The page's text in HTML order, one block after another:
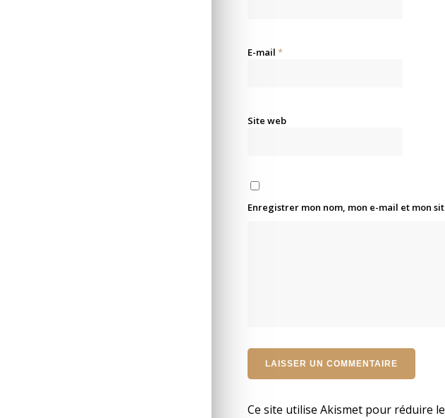
E-mail *
Site web
Enregistrer mon nom, mon e-mail et mon
Ce site utilise Akismet pour réduire